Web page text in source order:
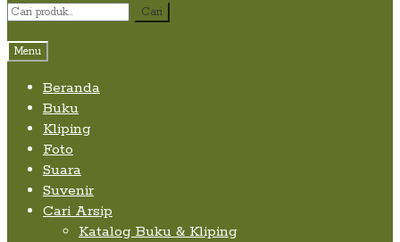
Pencarian
Cari
Menu
Beranda
Buku
Kliping
Foto
Suara
Suvenir
Cari Arsip
Katalog Buku & Kliping